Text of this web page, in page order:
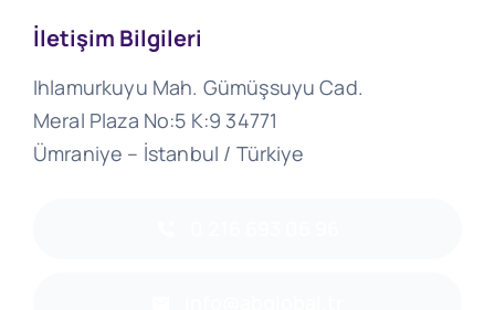
İletişim Bilgileri
Ihlamurkuyu Mah. Gümüşsuyu Cad.
Meral Plaza No:5 K:9 34771
Ümraniye – İstanbul / Türkiye